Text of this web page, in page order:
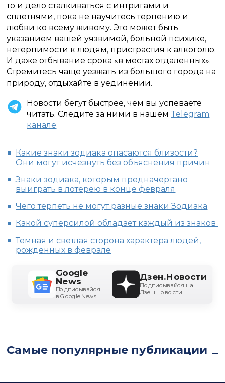
то и дело сталкиваться с интригами и
сплетнями, пока не научитесь терпению и
любви ко всему живому. Это может быть
указанием вашей уязвимой, больной психике,
нетерпимости к людям, пристрастия к алкоголю.
И даже отбывание срока «в местах отдаленных».
Стремитесь чаще уезжать из большого города на
природу, отдыхайте в уединении.
Новости бегут быстрее, чем вы успеваете
читать. Следите за ними в нашем Telegram
канале
Какие знаки зодиака опасаются близости?
Они могут исчезнуть без объяснения причин
Знаки зодиака, которым предначертано
выиграть в лотерею в конце февраля
Чего терпеть не могут разные знаки Зодиака
Какой суперсилой обладает каждый из знаков
Темная и светлая сторона характера людей,
рожденных в феврале
Google
News
Подписывайся
в Google News
Дзен.Новости
Подписывайся на
Дзен.Новости
Самые популярные публикации